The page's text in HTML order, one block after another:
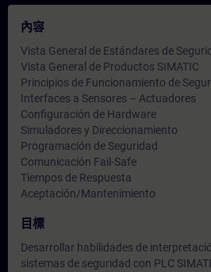
內容
Vista General de Estándares de
Vista General de Productos SIMATIC
Principios de Funcionamiento de
Interfaces a Sensores – Actuadores
Configuración de Hardware
Simuladores y Direccionamiento
Programación de Seguridad
Comunicación Fail-Safe
Tiempos de Respuesta
Aceptación/Mantenimiento
目標
Desarrollar habilidades de
sistemas de seguridad con PLC